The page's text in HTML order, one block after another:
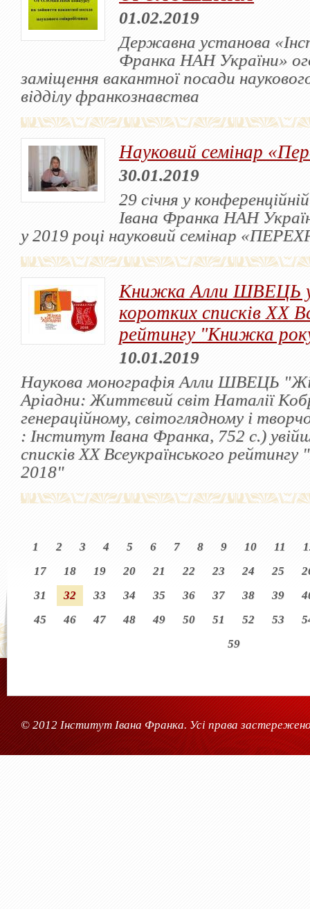
01.02.2019
Державна установа
Франка НАН України»
заміщення вакантної посади
відділу франкознавства
Науковий семінар
30.01.2019
29 січня у
Івана Франка НАН
у 2019 році науковий семінар
Книжка Алли ШВЕЦЬ
коротких списків ХХ
рейтингу "Книжка
10.01.2019
Наукова монографія Алли ШВЕЦЬ
Аріадни: Життєвий світ Наталії
генераційному, світоглядному і
: Інститут Івана Франка, 752 с.)
списків ХХ Всеукраїнського
2018"
1 2 3 4 5 6 7 8 9 10 11
17
18 19 20 21 22 23 24 25
31
32 33 34 35 36 37 38 39
45
46 47 48 49 50 51 52 53
59
© 2012 Інститут Івана Франка. Усі права